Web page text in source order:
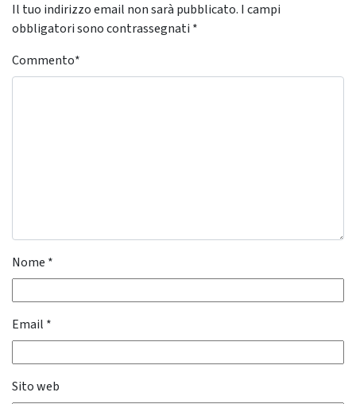
Il tuo indirizzo email non sarà pubblicato. I campi
obbligatori sono contrassegnati *
Commento*
Nome *
Email *
Sito web